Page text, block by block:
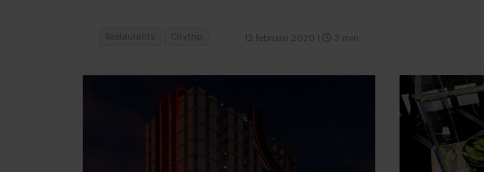
12 februari 2020 3 min
Restaurants Citytrip